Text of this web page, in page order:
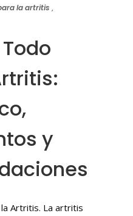
la artritis ,
y
Artritis. La artritis